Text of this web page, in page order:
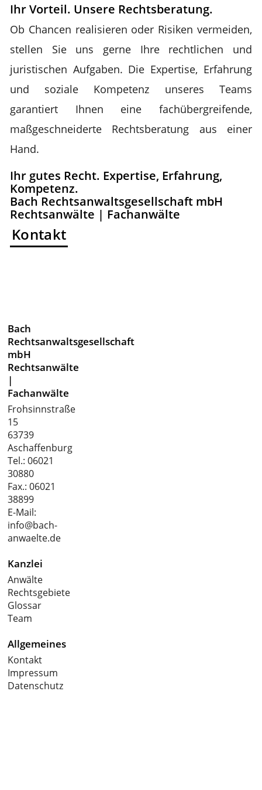
Ihr Vorteil. Unsere Rechtsberatung.
Ob Chancen realisieren oder Risiken vermeiden,
stellen Sie uns gerne Ihre rechtlichen und
juristischen Aufgaben. Die Expertise, Erfahrung
und soziale Kompetenz unseres Teams
garantiert Ihnen eine fachübergreifende,
maßgeschneiderte Rechtsberatung aus einer
Hand.
Ihr gutes Recht. Expertise, Erfahrung,
Kompetenz.
Bach Rechtsanwaltsgesellschaft mbH
Rechtsanwälte | Fachanwälte
Kontakt
Bach
Rechtsanwaltsgesellschaft
mbH
Rechtsanwälte
|
Fachanwälte
Frohsinnstraße
15
63739
Aschaffenburg
Tel.:06021
30880
Fax.: 06021
38899
E-Mail:
info@bach-
anwaelte.de
Kanzlei
Anwälte
Rechtsgebiete
Glossar
Team
Allgemeines
Kontakt
Impressum
Datenschutz